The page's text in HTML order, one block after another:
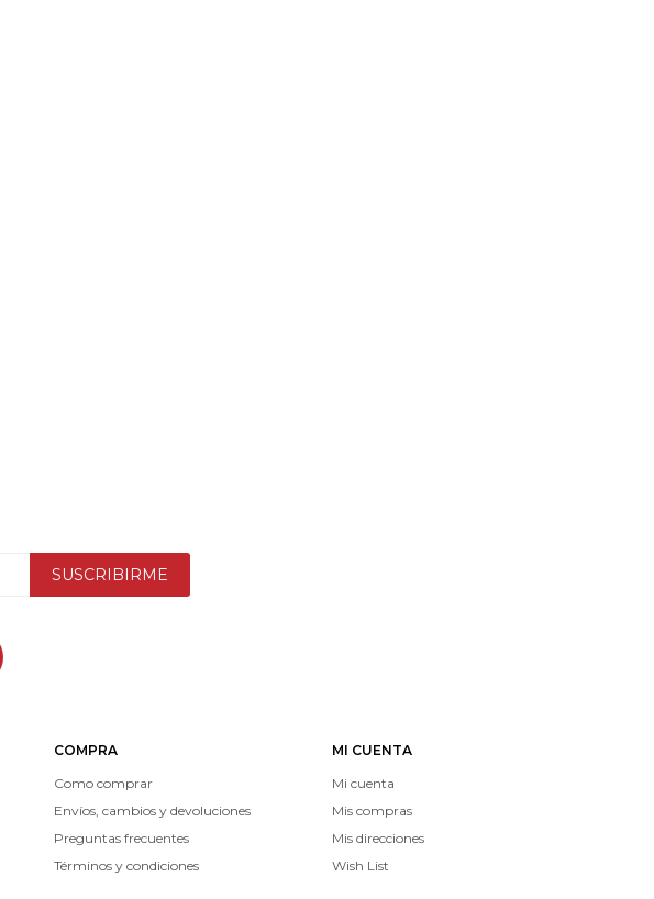
COMPRA
Como comprar
Envíos, cambios y devoluciones
Preguntas frecuentes
Términos y condiciones
MI CUENTA
Mi cuenta
Mis compras
Mis direcciones
Wish List
SUSCRIBIRME